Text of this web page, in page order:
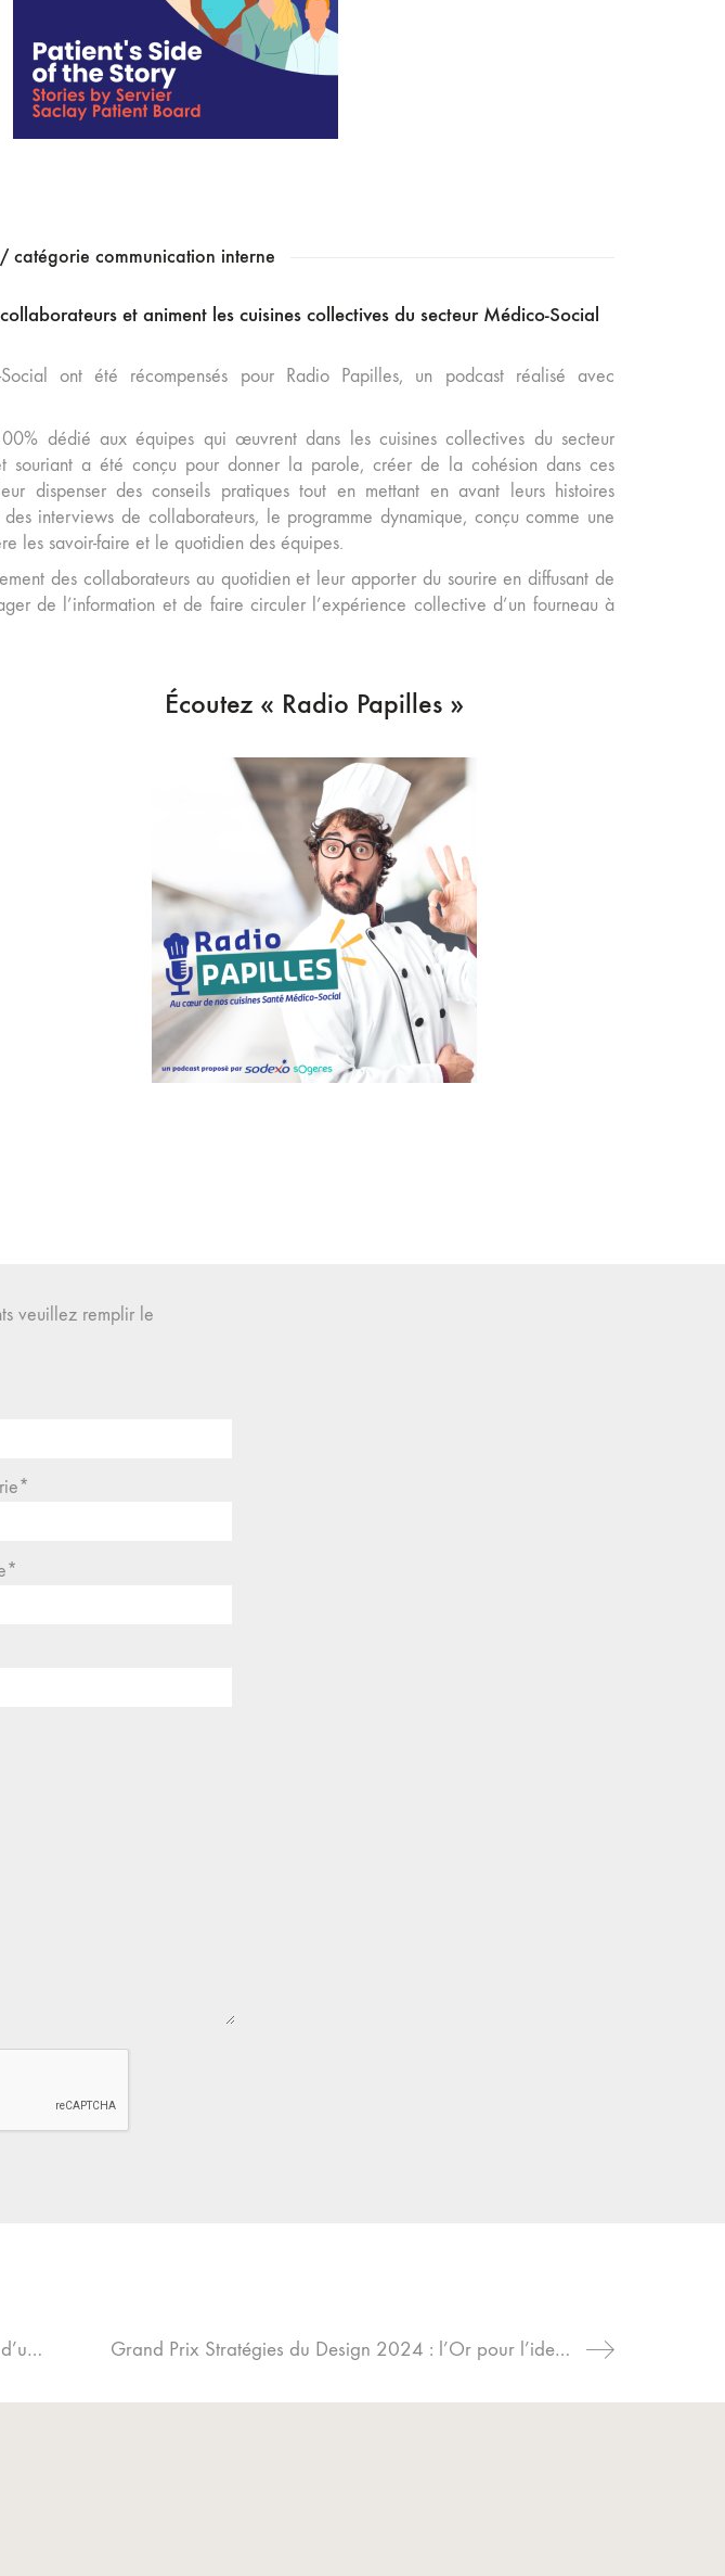
catégorie communication interne
et animent les cuisines collectives du secteur Médico-Social
ont été récompensés pour Radio Papilles, un podcast réalisé avec
dédié aux équipes qui œuvrent dans les cuisines collectives du secteur
souriant a été conçu pour donner la parole, créer de la cohésion dans ces
dispenser des conseils pratiques tout en mettant en avant leurs histoires
interviews de collaborateurs, le programme dynamique, conçu comme une
les savoir-faire et le quotidien des équipes.
des collaborateurs au quotidien et leur apporter du sourire en diffusant de
de l’information et de faire circuler l’expérience collective d’un fourneau à
Écoutez « Radio Papilles »
veuillez remplir le
Mediameeting et A2PRL fêtent leurs 20ème et 40ème anniversaires lors d’une grande émission radio interne Grand Prix Stratégies du Design 2024 : l’Or pour l’identité sonore de la France !